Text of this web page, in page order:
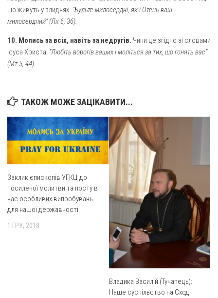
Свято-Покровський монастир оо Василіян
Св. Йосифа ОПДМ
Монастир сестер милосердя Св. Вінкентія. Дім Милосердя
Комісії
Катехитична комісія
Комісія у справах молоді
Комісія у справах родини
Комісія з питань душпастирства охорони здоров’я
Спільноти
Квіти Слобожанщини
що живуть у злиднях. “Будьте милосердні, як і Отець ваш
милосердний” (Лк 6, 36).
10. Молись за всіх, навіть за недругів. Чини це згідно зі словами
Ісуса Христа: “Любіть ворогів ваших і моліться за тих, що гонять вас”
(Мт 5, 44).
ТАКОЖ МОЖЕ ЗАЦІКАВИТИ...
Заклик єпископів УГКЦ до
посиленої молитви та посту в
час особливих випробувань
для нашої державності
1 ГРУ, 2018
Владика Василій (Тучапець):
Наше суспільство на Сході